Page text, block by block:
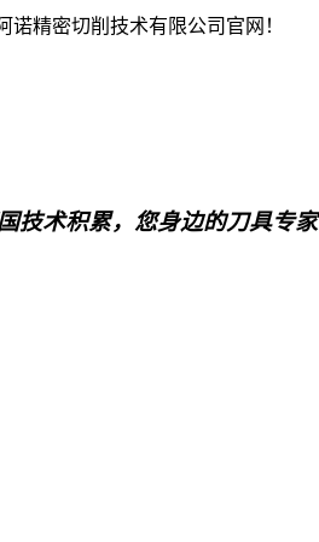
诺精密切削技术有限公司官网！
技术积累，您身边的刀具专家